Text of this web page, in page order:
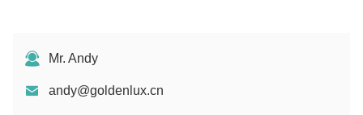
Mr. Andy
andy@goldenlux.cn